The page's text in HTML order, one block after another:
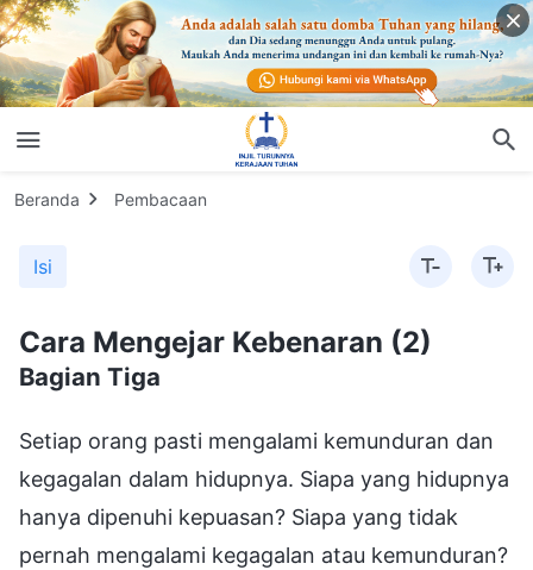
Beranda Pembacaan
Isi
Cara Mengejar Kebenaran (2)
Bagian Tiga
Setiap orang pasti mengalami kemunduran dan
kegagalan dalam hidupnya. Siapa yang hidupnya
hanya dipenuhi kepuasan? Siapa yang tidak
pernah mengalami kegagalan atau kemunduran?